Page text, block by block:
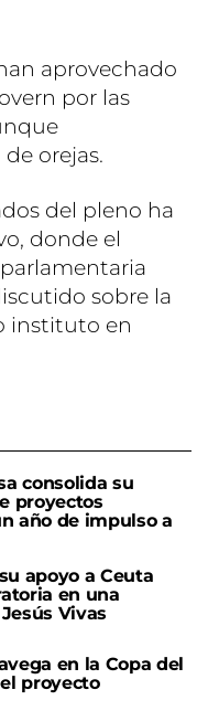
aprovechado
por las
orejas.
del pleno ha
donde el
sobre la
instituto en
consolida su
proyectos
año de impulso a
apoyo a Ceuta
en una
Vivas
en la Copa del
proyecto